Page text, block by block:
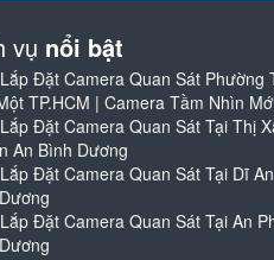
vụ nổi bật
Lắp Đặt Camera Quan Sát Phường
TP.HCM | Camera Tầm Nhìn
Lắp Đặt Camera Quan Sát Tại Thị
An Bình Dương
Lắp Đặt Camera Quan Sát Tại Dĩ An
Lắp Đặt Camera Quan Sát Tại An